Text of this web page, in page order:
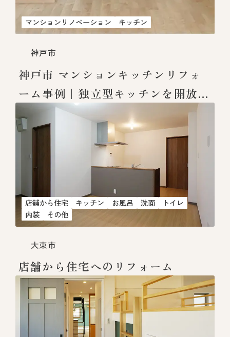
マンションリノベーション キッチン
神戸市
神戸市 マンションキッチンリフォ
ーム事例｜独立型キッチンを開放的
な空間へ
店舗から住宅 キッチン お風呂 洗面
トイレ
内装
その他
大東市
店舗から住宅へのリフォーム